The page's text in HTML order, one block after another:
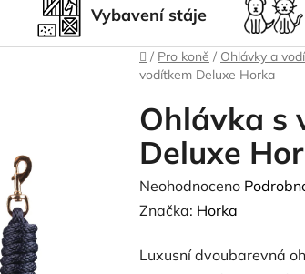
Vybavení stáje
Domů
/ Pro koně / Ohlávky a
vodítkem Deluxe Horka
Ohlávka s
Deluxe
Průměrné
hodnocení
je
Neohodnoceno
Značka: Horka
Luxusní dvoubarevná